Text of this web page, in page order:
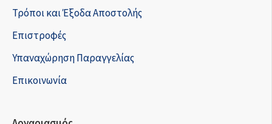
Τρόποι και Έξοδα Αποστολής
Επιστροφές
Υπαναχώρηση Παραγγελίας
Επικοινωνία